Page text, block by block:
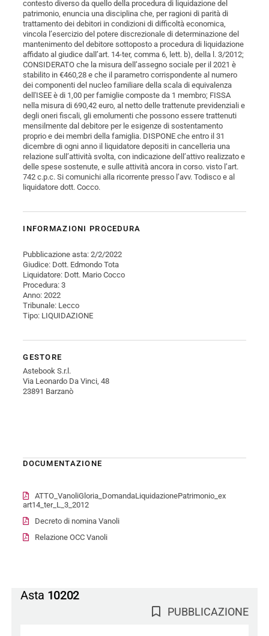
contesto diverso da quello della procedura di liquidazione del
patrimonio, enuncia una disciplina che, per ragioni di parità di
trattamento dei debitori in condizioni di difficoltà economica,
vincola l’esercizio del potere discrezionale di determinazione del
mantenimento del debitore sottoposto a procedura di liquidazione
affidato al giudice dall’art. 14-ter, comma 6, lett. b), della l. 3/2012;
CONSIDERATO che la misura dell’assegno sociale per il 2021 è
stabilito in €460,28 e che il parametro corrispondente al numero
dei componenti del nucleo familiare della scala di equivalenza
dell'ISEE è di 1,00 per famiglie composte da 1 membro; FISSA
nella misura di 690,42 euro, al netto delle trattenute previdenziali e
degli oneri fiscali, gli emolumenti che possono essere trattenuti
mensilmente dal debitore per le esigenze di sostentamento
proprio e dei membri della famiglia. DISPONE che entro il 31
dicembre di ogni anno il liquidatore depositi in cancelleria una
relazione sull’attività svolta, con indicazione dell’attivo realizzato e
delle spese sostenute, e sulle attività ancora in corso. visto l’art.
742 c.p.c. Si comunichi alla ricorrente presso l’avv. Todisco e al
liquidatore dott. Cocco.
INFORMAZIONI PROCEDURA
Pubblicazione asta: 2/2/2022
Giudice: Dott. Edmondo Tota
Liquidatore: Dott. Mario Cocco
Procedura: 3
Anno: 2022
Tribunale: Lecco
Tipo: LIQUIDAZIONE
GESTORE
Astebook S.r.l.
Via Leonardo Da Vinci, 48
23891 Barzanò
DOCUMENTAZIONE
ATTO_VanoliGloria_DomandaLiquidazionePatrimonio_ex
art14_ter_L_3_2012
Decreto di nomina Vanoli
Relazione OCC Vanoli
Asta 10202
PUBBLICAZIONE